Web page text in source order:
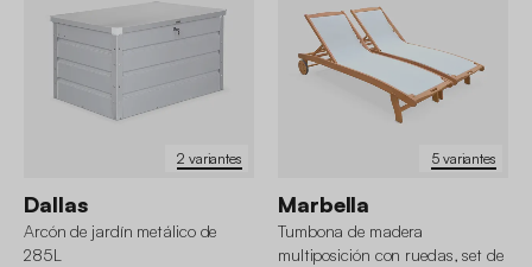
2 variantes
Dallas
Arcón de jardín metálico de
285L
5 variantes
Marbella
Tumbona de madera
multiposición con ruedas, set de